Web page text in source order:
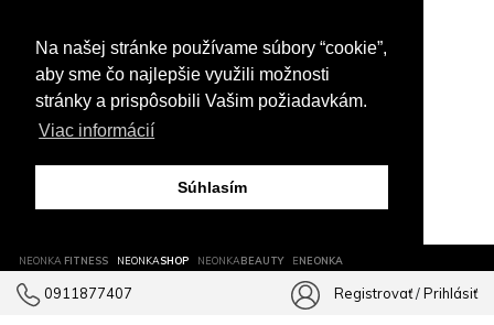
Na našej stránke používame súbory “cookie”,
aby sme čo najlepšie využili možnosti
stránky a prispôsobili Vašim požiadavkám.
Viac informácií
Súhlasím
NEONKA FITNESS NEONKASHOP NEONKABEAUTY ENEONKA
0911877407 Registrovať/Prihlásiť